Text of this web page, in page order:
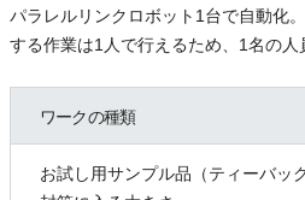
パラレルリンクロボット1台で自動化
する作業は1人で行えるため、1名の人
ワークの種類
お試し用サンプル品（ティーバッ